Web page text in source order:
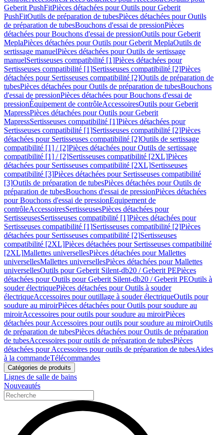
Geberit PushFitPièces détachées pour Outils pour Geberit
PushFitOutils de préparation de tubesPièces détachées pour Outils
de préparation de tubesBouchons d'essai de pressionPièces
détachées pour Bouchons d'essai de pressionOutils pour Geberit
MeplaPièces détachées pour Outils pour Geberit MeplaOutils de
sertissage manuelPièces détachées pour Outils de sertissage
manuelSertisseuses compatibilité [1]Pièces détachées pour
Sertisseuses compatibilité [1]Sertisseuses compatibilité [2]Pièces
détachées pour Sertisseuses compatibilité [2]Outils de préparation de
tubesPièces détachées pour Outils de préparation de tubesBouchons
d'essai de pressionPièces détachées pour Bouchons d'essai de
pressionÉquipement de contrôleAccessoiresOutils pour Geberit
MapressPièces détachées pour Outils pour Geberit
MapressSertisseuses compatibilité [1]Pièces détachées pour
Sertisseuses compatibilité [1]Sertisseuses compatibilité [2]Pièces
détachées pour Sertisseuses compatibilité [2]Outils de sertissage
compatibilité [1] / [2]Pièces détachées pour Outils de sertissage
compatibilité [1] / [2]Sertisseuses compatibilité [2XL]Pièces
détachées pour Sertisseuses compatibilité [2XL]Sertisseuses
compatibilité [3]Pièces détachées pour Sertisseuses compatibilité
[3]Outils de préparation de tubesPièces détachées pour Outils de
préparation de tubesBouchons d'essai de pressionPièces détachées
pour Bouchons d'essai de pressionEquipement de
contrôleAccessoiresSertisseusesPièces détachées pour
SertisseusesSertisseuses compatibilité [1]Pièces détachées pour
Sertisseuses compatibilité [1]Sertisseuses compatibilité [2]Pièces
détachées pour Sertisseuses compatibilité [2]Sertisseuses
compatibilité [2XL]Pièces détachées pour Sertisseuses compatibilité
[2XL]Mallettes universellesPièces détachées pour Mallettes
universellesMallettes universellesPièces détachées pour Mallettes
universellesOutils pour Geberit Silent-db20 / Geberit PEPièces
détachées pour Outils pour Geberit Silent-db20 / Geberit PEOutils à
souder électriquePièces détachées pour Outils à souder
électriqueAccessoires pour outillage à souder électriqueOutils pour
soudure au miroirPièces détachées pour Outils pour soudure au
miroirAccessoires pour outils pour soudure au miroirPièces
détachées pour Accessoires pour outils pour soudure au miroirOutils
de préparation de tubesPièces détachées pour Outils de préparation
de tubesAccessoires pour outils de préparation de tubesPièces
détachées pour Accessoires pour outils de préparation de tubesAides
à la commandeTélécommandes
Catégories de produits
Lignes de salle de bains
Nouveautés